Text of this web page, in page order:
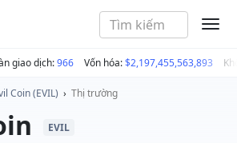
giao dịch:966 Vốn hóa:$2,197,455,563,893
Coin (EVIL) › Thị trường
EVIL